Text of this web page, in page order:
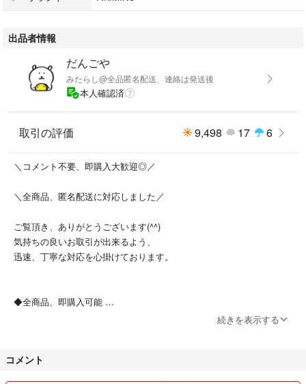
出品者情報
だんごや
みたらし@全品匿名配送、連絡は発送後
本人確認済
取引の評価 9,498 17 6
＼コメント不要、即購入大歓迎◎／
＼全商品、匿名配送に対応しました／
ご覧頂き、ありがとうございます(^^)
気持ちの良いお取引が出来るよう、
迅速、丁寧な対応を心掛けております。
◆全商品、即購入可能
続きを表示する
コメント